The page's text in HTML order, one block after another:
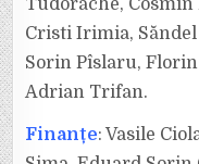
Tudorache,
Cristi Irimia,
Sorin Pîslaru,
Adrian Trifan.
Finanțe: Vasile